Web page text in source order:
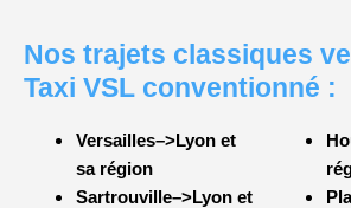
Nos trajets classiques
Taxi VSL conventionné :
Versailles–>Lyon et
sa région
Sartrouville–>Lyon et